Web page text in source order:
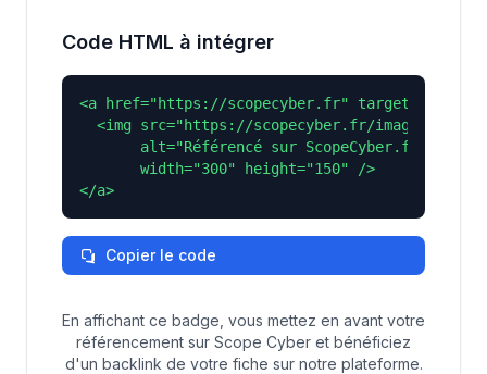
Code HTML à intégrer
<a href="https://scopecyber.fr"
<img src="https://scopecyber.fr/images/
       alt="Référencé sur ScopeCyber.fr"
       width="300" height="150" />
</a>
Copier le code
En affichant ce badge, vous mettez en avant votre
référencement sur Scope Cyber et bénéficiez
d'un backlink de votre fiche sur notre plateforme.